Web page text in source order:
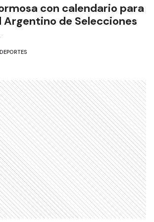
con calendario para
Argentino de Selecciones
DEPORTES